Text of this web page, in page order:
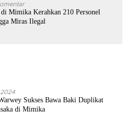
Mimika Kerahkan 210 Personel
Miras Ilegal
Sukses Bawa Baki Duplikat
di Mimika